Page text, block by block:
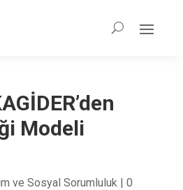
Modeli
ve Sosyal Sorumluluk | 0